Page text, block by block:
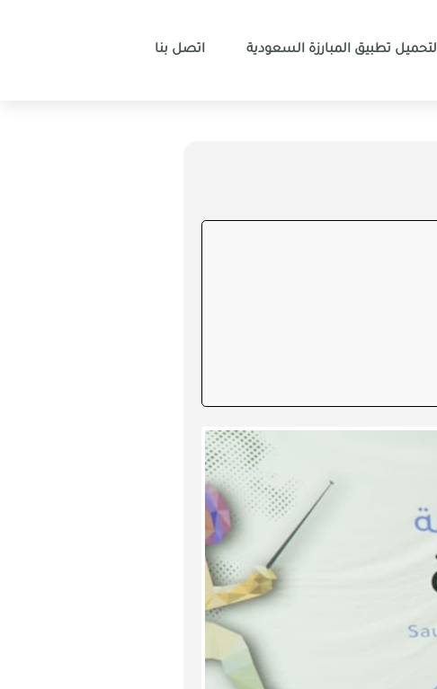
لتحميل تطبيق المبارزة السعودية اتصل بنا